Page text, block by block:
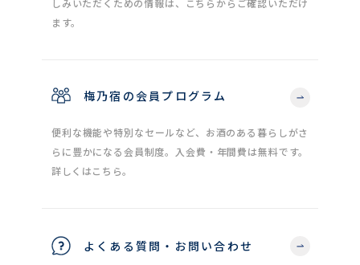
しみいただくための情報は、こちらからご確認いただけ
ます。
梅乃宿の会員プログラム
便利な機能や特別なセールなど、お酒のある暮らしがさ
らに豊かになる会員制度。入会費・年間費は無料です。
詳しくはこちら。
よくある質問・お問い合わせ